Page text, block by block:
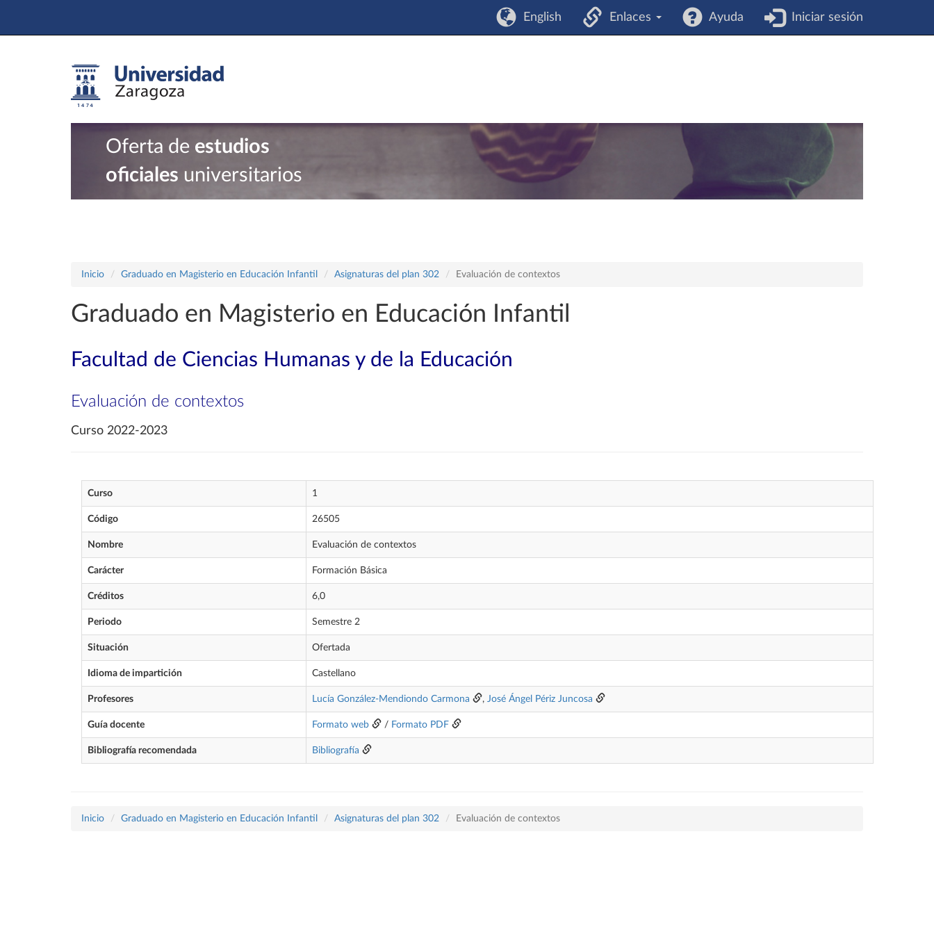
English Enlaces Ayuda Iniciar sesión
Oferta de estudios
oficiales universitarios
Inicio Graduado en Magisterio en Educación Infantil Asignaturas del plan 302 Evaluación de contextos
Graduado en Magisterio en Educación Infantil
Facultad de Ciencias Humanas y de la Educación
Evaluación de contextos
Curso 2022-2023
Curso 1
Código 26505
Nombre Evaluación de contextos
Carácter Formación Básica
Créditos 6,0
Periodo Semestre 2
Situación Ofertada
Idioma de impartición Castellano
Profesores Lucía González-Mendiondo Carmona , José Ángel Périz Juncosa
Guía docente Formato web / Formato PDF
Bibliografía recomendada Bibliografía
Inicio Graduado en Magisterio en Educación Infantil Asignaturas del plan 302 Evaluación de contextos